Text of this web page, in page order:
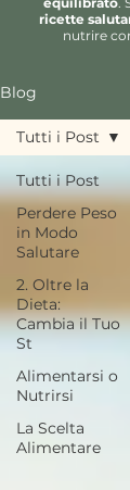
ricette
nutrire
Blog
Tutti i Post
Perdere Peso
in Modo
Salutare
2. Oltre la
Dieta:
Cambia il Tuo
St
Alimentarsi o
Nutrirsi
La Scelta
Alimentare
Tutti i Post